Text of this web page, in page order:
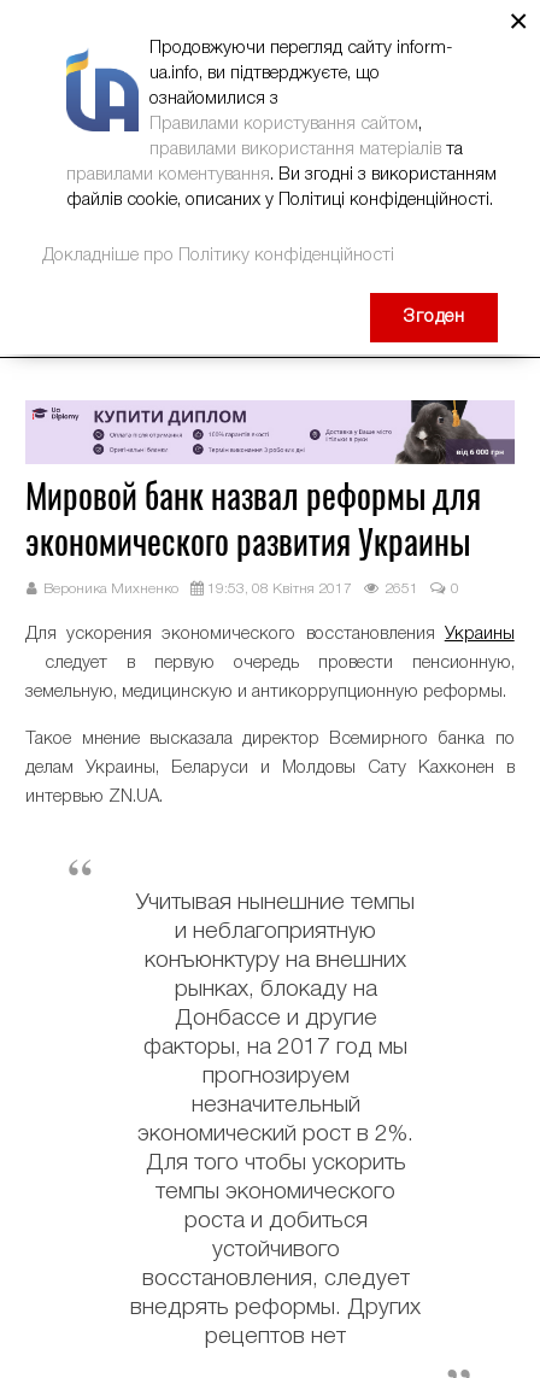
Мировой банк назвал реформы для
экономического развития Украины
Вероника Михненко 19:53, 08 Квітня 2017 2651 0
Для ускорения экономического восстановления Украины
следует в первую очередь провести пенсионную,
земельную, медицинскую и антикоррупционную реформы.
Такое мнение высказала директор Всемирного банка по
делам Украины, Беларуси и Молдовы Сату Кахконен в
интервью ZN.UA.
Учитывая нынешние темпы
и неблагоприятную
конъюнктуру на внешних
рынках, блокаду на
Донбассе и другие
факторы, на 2017 год мы
прогнозируем
незначительный
экономический рост в 2%.
Для того чтобы ускорить
темпы экономического
роста и добиться
устойчивого
восстановления, следует
внедрять реформы. Других
рецептов нет
×
Продовжуючи перегляд сайту inform-
ua.info, ви підтверджуєте, що
ознайомилися з
Правилами користування сайтом,
правилами використання матеріалів та
правилами коментування. Ви згодні з використанням
файлів cookie, описаних у Політиці конфіденційності.
Докладніше про Політику конфіденційності
Згоден